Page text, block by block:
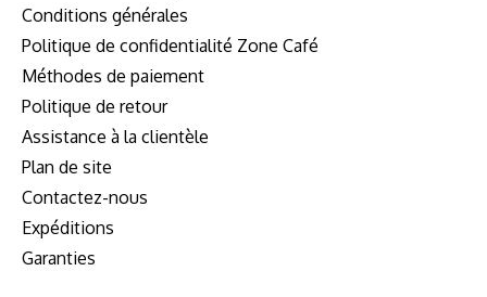
Conditions générales
Politique de confidentialité Zone Café
Méthodes de paiement
Politique de retour
Assistance à la clientèle
Plan de site
Contactez-nous
Expéditions
Garanties